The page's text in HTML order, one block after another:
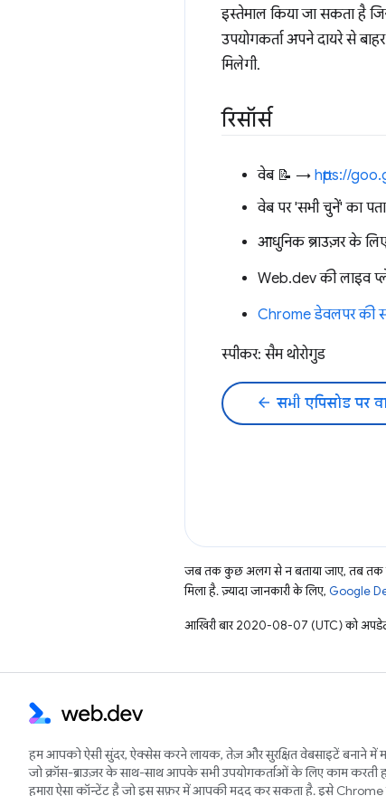
इस्तेमाल किया जा सकता है
उपयोगकर्ता अपने दायरे से
मिलेगी.
रिसॉर्स
वेब 📝 → https://
वेब पर 'सभी चुनें' का
आधुनिक ब्राउज़र के
Web.dev की लाइव
Chrome डेवलपर की
स्पीकर: सैम थोरोगुड
arrow_back सभी एपिसोड पर
जब तक कुछ अलग से न बताया जाए, तब तक
मिला है. ज़्यादा जानकारी के लिए, Google
आखिरी बार 2020-08-07 (UTC) को अपडेट
हम आपको ऐसी सुंदर, ऐक्सेस करने लायक, तेज़ और सुरक्षित वेबसाइटें बनाने में
जो क्रॉस-ब्राउज़र के साथ-साथ आपके सभी उपयोगकर्ताओं के लिए काम करती
हमारा ऐसा कॉन्टेंट है जो इस सफ़र में आपकी मदद कर सकता है. इसे Chrome